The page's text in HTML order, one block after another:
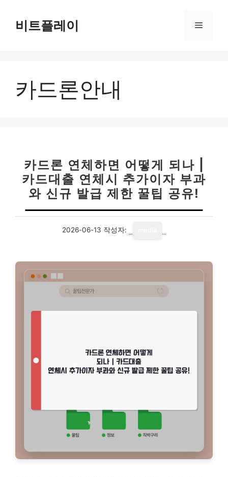
비트플레이 메
카드론안내
카드론 연체하면 어떻게 되나 |
카드대출 연체시 추가이자 부과
와 신규 발급 제한 꿀팁 공유!
2026-06-13 작성자: